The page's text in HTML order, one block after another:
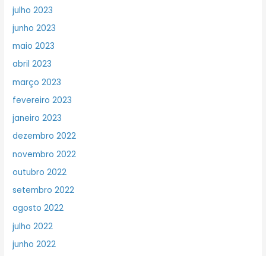
julho 2023
junho 2023
maio 2023
abril 2023
março 2023
fevereiro 2023
janeiro 2023
dezembro 2022
novembro 2022
outubro 2022
setembro 2022
agosto 2022
julho 2022
junho 2022